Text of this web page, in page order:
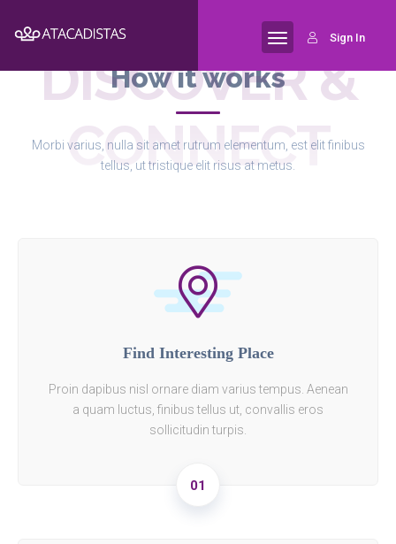
Sign In
How it works
DISCOVER &
CONNECT
Morbi varius, nulla sit amet rutrum elementum, est elit finibus
tellus, ut tristique elit risus at metus.
01
Find Interesting Place
Proin dapibus nisl ornare diam varius tempus. Aenean
a quam luctus, finibus tellus ut, convallis eros
sollicitudin turpis.